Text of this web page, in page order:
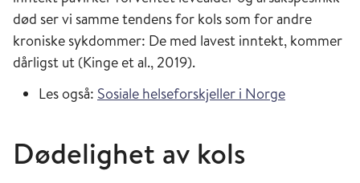
død ser vi samme tendens for kols som for andre
kroniske sykdommer: De med lavest inntekt, kommer
dårligst ut (Kinge et al., 2019).
Les også: Sosiale helseforskjeller i Norge
Dødelighet av kols